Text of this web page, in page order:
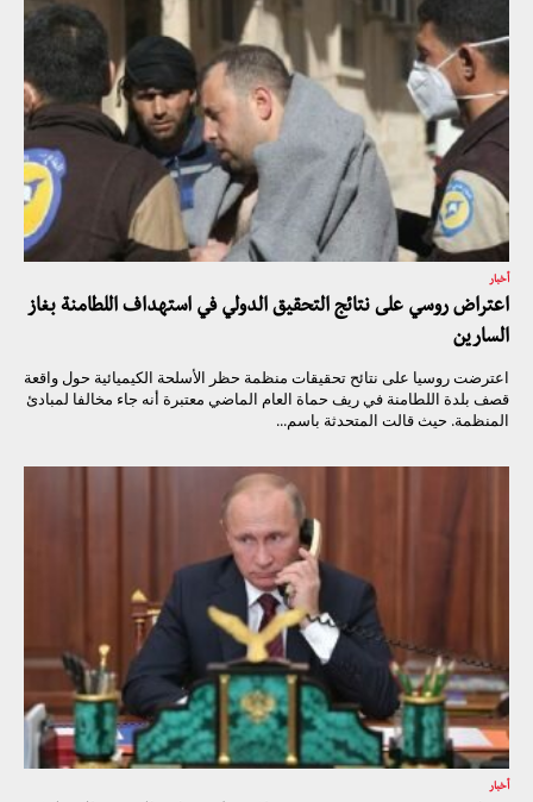
أخبار
اعتراض روسي على نتائج التحقيق الدولي في استهداف اللطامنة بغاز
السارين
اعترضت روسيا على نتائح تحقيقات منظمة حظر الأسلحة الكيميائية حول واقعة
قصف بلدة اللطامنة في ريف حماة العام الماضي معتبرة أنه جاء مخالفا لمبادئ
المنظمة. حيث قالت المتحدثة باسم...
أخبار